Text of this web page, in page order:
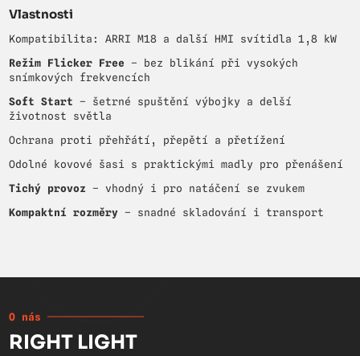
Vlastnosti
Kompatibilita: ARRI M18 a další HMI svítidla 1,8 kW
Režim Flicker Free – bez blikání při vysokých
snímkových frekvencích
Soft Start – šetrné spuštění výbojky a delší
životnost světla
Ochrana proti přehřátí, přepětí a přetížení
Odolné kovové šasi s praktickými madly pro přenášení
Tichý provoz – vhodný i pro natáčení se zvukem
Kompaktní rozměry – snadné skladování i transport
O nás
RIGHT LIGHT